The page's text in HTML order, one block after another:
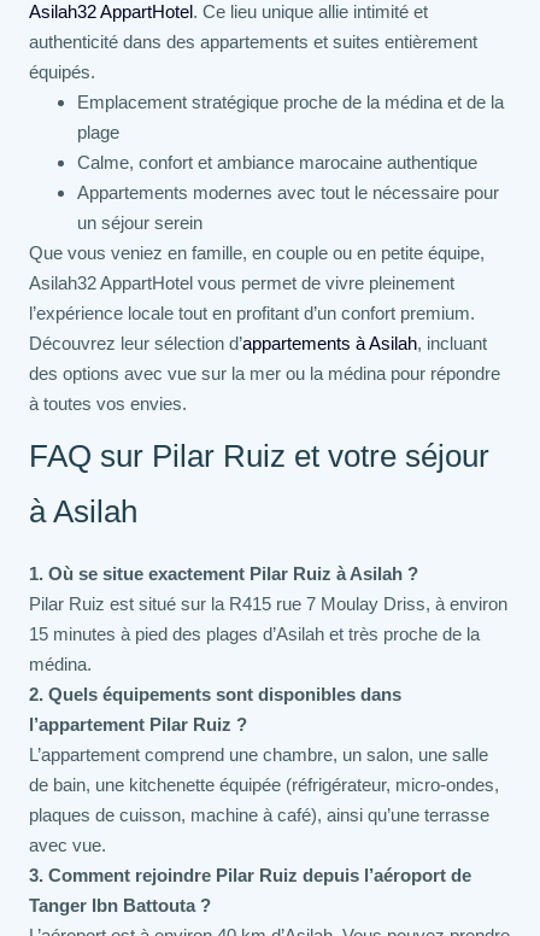
Asilah32 AppartHotel. Ce lieu unique allie intimité et
authenticité dans des appartements et suites entièrement
équipés.
Emplacement stratégique proche de la médina et de la
plage
Calme, confort et ambiance marocaine authentique
Appartements modernes avec tout le nécessaire pour
un séjour serein
Que vous veniez en famille, en couple ou en petite équipe,
Asilah32 AppartHotel vous permet de vivre pleinement
l’expérience locale tout en profitant d’un confort premium.
Découvrez leur sélection d’appartements à Asilah, incluant
des options avec vue sur la mer ou la médina pour répondre
à toutes vos envies.
FAQ sur Pilar Ruiz et votre séjour
à Asilah
1. Où se situe exactement Pilar Ruiz à Asilah ?
Pilar Ruiz est situé sur la R415 rue 7 Moulay Driss, à environ
15 minutes à pied des plages d’Asilah et très proche de la
médina.
2. Quels équipements sont disponibles dans
l’appartement Pilar Ruiz ?
L’appartement comprend une chambre, un salon, une salle
de bain, une kitchenette équipée (réfrigérateur, micro-ondes,
plaques de cuisson, machine à café), ainsi qu’une terrasse
avec vue.
3. Comment rejoindre Pilar Ruiz depuis l’aéroport de
Tanger Ibn Battouta ?